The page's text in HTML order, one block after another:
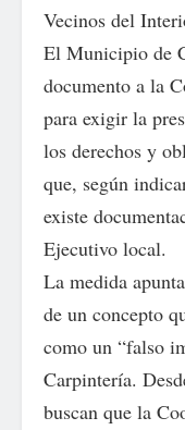
Vecinos del
El Municipio de
documento a la
para exigir la
los derechos y
que, según
existe
Ejecutivo local.
La medida
de un concepto
como un “falso
Carpintería.
buscan que la